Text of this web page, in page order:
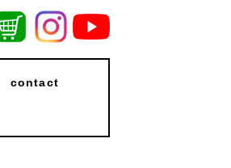
contact